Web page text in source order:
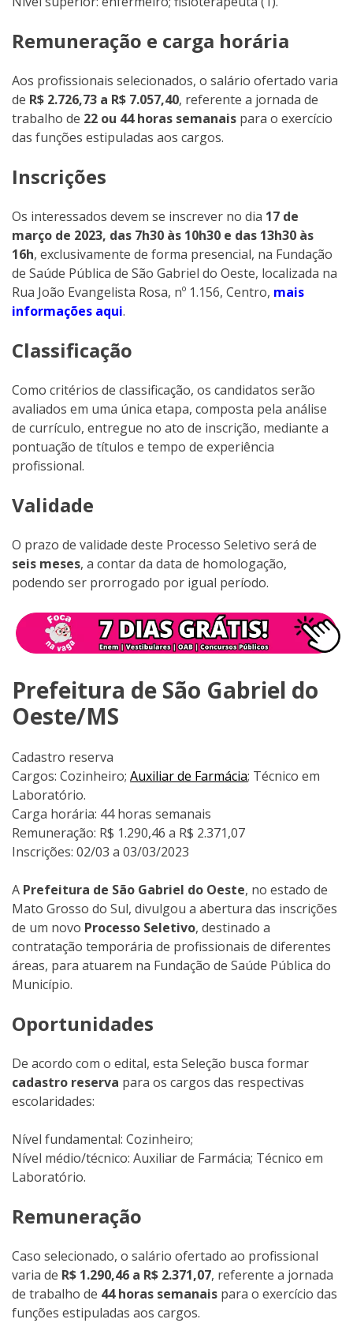
Remuneração e carga horária
Aos profissionais selecionados, o salário ofertado varia
de R$ 2.726,73 a R$ 7.057,40, referente a jornada de
trabalho de 22 ou 44 horas semanais para o exercício
das funções estipuladas aos cargos.
Inscrições
Os interessados devem se inscrever no dia 17 de
março de 2023, das 7h30 às 10h30 e das 13h30 às
16h, exclusivamente de forma presencial, na Fundação
de Saúde Pública de São Gabriel do Oeste, localizada na
Rua João Evangelista Rosa, nº 1.156, Centro, mais
informações aqui.
Classificação
Como critérios de classificação, os candidatos serão
avaliados em uma única etapa, composta pela análise
de currículo, entregue no ato de inscrição, mediante a
pontuação de títulos e tempo de experiência
profissional.
Validade
O prazo de validade deste Processo Seletivo será de
seis meses, a contar da data de homologação,
podendo ser prorrogado por igual período.
Prefeitura de São Gabriel do
Oeste/MS
Cadastro reserva
Cargos: Cozinheiro; Auxiliar de Farmácia; Técnico em
Laboratório.
Carga horária: 44 horas semanais
Remuneração: R$ 1.290,46 a R$ 2.371,07
Inscrições: 02/03 a 03/03/2023
A Prefeitura de São Gabriel do Oeste, no estado de
Mato Grosso do Sul, divulgou a abertura das inscrições
de um novo Processo Seletivo, destinado a
contratação temporária de profissionais de diferentes
áreas, para atuarem na Fundação de Saúde Pública do
Município.
Oportunidades
De acordo com o edital, esta Seleção busca formar
cadastro reserva para os cargos das respectivas
escolaridades:
Nível fundamental: Cozinheiro;
Nível médio/técnico: Auxiliar de Farmácia; Técnico em
Laboratório.
Remuneração
Caso selecionado, o salário ofertado ao profissional
varia de R$ 1.290,46 a R$ 2.371,07, referente a jornada
de trabalho de 44 horas semanais para o exercício das
funções estipuladas aos cargos.